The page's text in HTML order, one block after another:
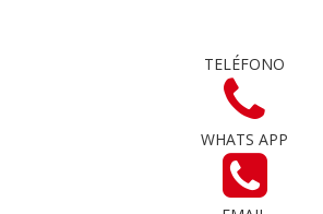
TELÉFONO
WHATS APP